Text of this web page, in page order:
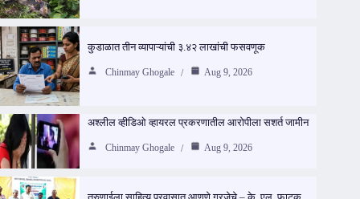
कुडाळात तीन व्यापाऱ्यांची ३.४२ लाखांची फसवणूक
Chinmay Ghogale Aug 9, 2026
अश्लील व्हीडिओ व्हायरल प्रकरणातील आरोपीला सशर्त जामीन
Chinmay Ghogale Aug 9, 2026